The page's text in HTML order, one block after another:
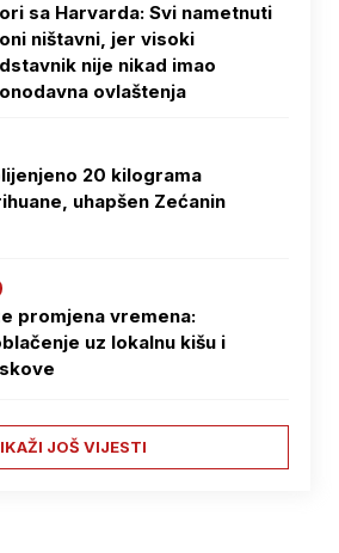
sa Harvarda: Svi nametnuti
ništavni, jer visoki
nije nikad imao
ovlaštenja
20 kilograma
uhapšen Zećanin
promjena vremena:
uz lokalnu kišu i
JOŠ VIJESTI